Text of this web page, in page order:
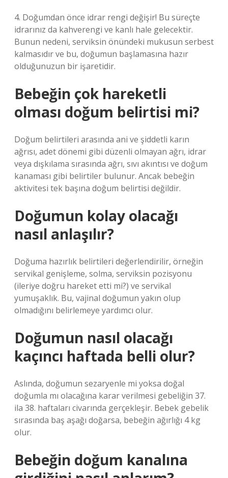
4. Doğumdan önce idrar rengi değişir! Bu süreçte
idrarınız da kahverengi ve kanlı hale gelecektir.
Bunun nedeni, serviksin önündeki mukusun serbest
kalmasıdır ve bu, doğumun başlamasına hazır
olduğunuzun bir işaretidir.
Bebeğin çok hareketli
olması doğum belirtisi mi?
Doğum belirtileri arasında ani ve şiddetli karın
ağrısı, adet dönemi gibi düzenli olmayan ağrı, idrar
veya dışkılama sırasında ağrı, sıvı akıntısı ve doğum
kanaması gibi belirtiler bulunur. Ancak bebeğin
aktivitesi tek başına doğum belirtisi değildir.
Doğumun kolay olacağı
nasıl anlaşılır?
Doğuma hazırlık belirtileri değerlendirilir, örneğin
servikal genişleme, solma, serviksin pozisyonu
(ileriye doğru hareket etti mi?) ve servikal
yumuşaklık. Bu, vajinal doğumun yakın olup
olmadığını belirlemeye yardımcı olur.
Doğumun nasıl olacağı
kaçıncı haftada belli olur?
Aslında, doğumun sezaryenle mi yoksa doğal
doğumla mı olacağına karar verilmesi gebeliğin 37.
ila 38. haftaları civarında gerçekleşir. Bebek gebelik
sırasında baş aşağı doğarsa, bebeğin ağırlığı 4 kg
olur.
Bebeğin doğum kanalına